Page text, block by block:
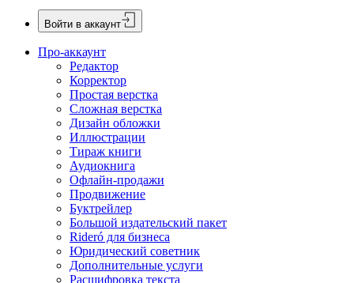
Войти в аккаунт
Про-аккаунт
Редактор
Корректор
Простая верстка
Сложная верстка
Дизайн обложки
Иллюстрации
Тираж книги
Аудиокнига
Офлайн-продажи
Продвижение
Буктрейлер
Большой издательский пакет
Rideró для бизнеса
Юридический советник
Дополнительные услуги
Расшифровка текста